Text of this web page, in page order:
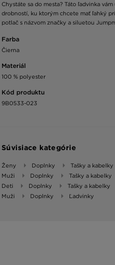
Chystáte sa do mesta? Táto ľadvinka
drobností, ku ktorým chcete mať ľahký
potlač s názvom značky a siluetou
Farba
Čierna
Materiál
100 % polyester
Kód produktu
9B0533-023
Súvisiace kategórie
Ženy Doplnky
Tašky a kabelky
Muži
Doplnky
Tašky a kabelky
Deti
Doplnky
Tašky a kabelky
Muži
Doplnky Ľadvinky